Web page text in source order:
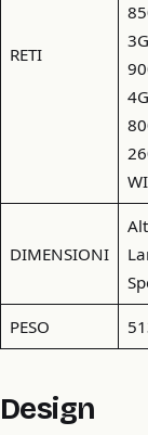
RETI
DIMENSIONI
PESO
Design